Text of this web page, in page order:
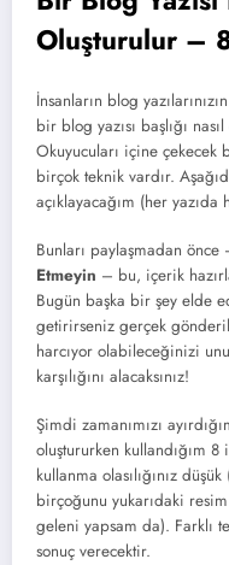
Oluşturulur –
İnsanların blog
bir blog yazısı başlığı
Okuyucuları içine çekecek
birçok teknik vardır.
açıklayacağım (her yazıda
Bunları paylaşmadan
Etmeyin – bu, içerik
Bugün başka bir şey elde
getirirseniz gerçek
harcıyor olabileceğinizi
karşılığını alacaksınız!
Şimdi zamanımızı
oluştururken kullandığım 8
kullanma olasılığınız
birçoğunu yukarıdaki
geleni yapsam da). Farklı
sonuç verecektir.